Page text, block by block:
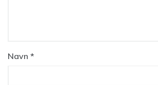
Navn *